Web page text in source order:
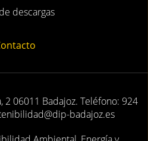
descargas
2 06011 Badajoz. Teléfono: 924
badajoz.es